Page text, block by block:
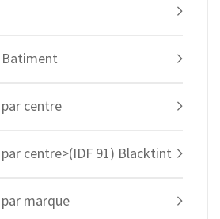
centre
centre>(IDF 91) Blacktint
marque